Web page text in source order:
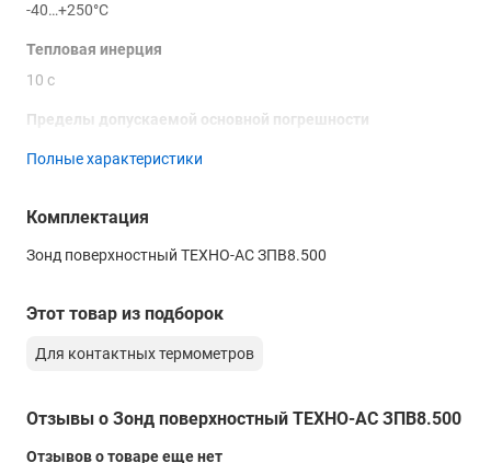
-40…+250°С
Тепловая инерция
10 с
Пределы допускаемой основной погрешности
абсолютной ±2°С от -40 до +100°С
Длина
500 мм
Полные характеристики
Комплектация
Зонд поверхностный ТЕХНО-АС ЗПВ8.500
Этот товар из подборок
Для контактных термометров
Отзывы о Зонд поверхностный ТЕХНО-АС ЗПВ8.500
Отзывов о товаре еще нет